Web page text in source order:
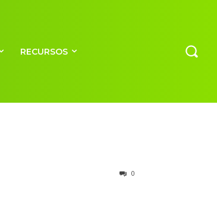
RECURSOS
0